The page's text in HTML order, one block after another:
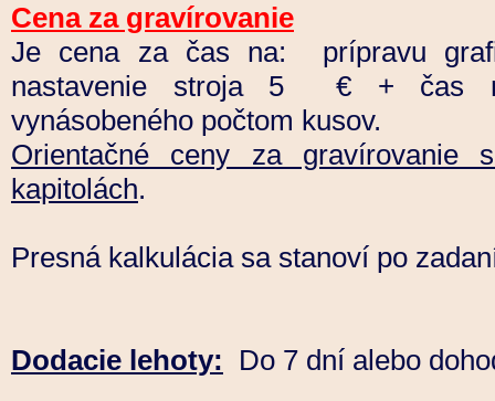
Cena za gravírovanie
Je cena za čas na: prípravu
nastavenie stroja 5 € + čas
vynásobeného počtom kusov.
Orientačné ceny za gravírovanie
kapitolách.
Presná kalkulácia sa stanoví po
Dodacie lehoty: Do 7 dní alebo